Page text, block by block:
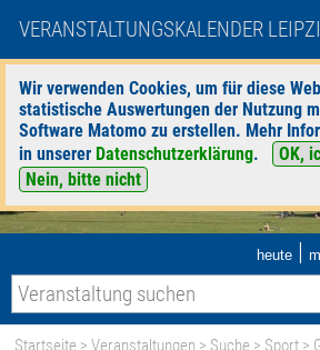
VERANSTALTUNGSKALENDER
Wir verwenden Cookies, um für diese
statistische Auswertungen der Nutzung
Software Matomo zu erstellen. Mehr
in unserer Datenschutzerklärung.
OK,
Nein, bitte nicht
heute |
Startseite >Veranstaltungen > Suche > Sport >